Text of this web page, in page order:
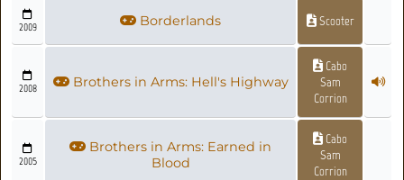
2009 Borderlands Scooter
2008 Brothers in Arms: Hell's Highway
Cabo
Sam
Corrion
2005
Brothers in Arms: Earned in
Blood
Cabo
Sam
Corrion